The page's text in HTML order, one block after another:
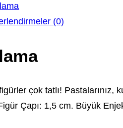
(0)
çok tatlı! Pastalarınız,
Çapı: 1,5 cm. Büyük